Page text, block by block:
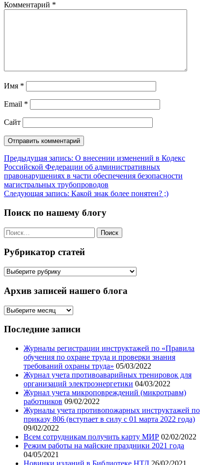
Комментарий *
Имя *
Email *
Сайт
Навигация
по
записям
Предыдущая запись: О внесении изменений в Кодекс
Российской Федерации об административных
правонарушениях в части обеспечения безопасности
магистральных трубопроводов
Следующая запись: Какой знак более понятен? ;)
Поиск по нашему блогу
Найти:
Рубрикатор статей
Рубрикатор
Архив записей нашего блога
Архив
нашего
Последние записи
Журналы регистрации инструктажей по «Правила
обучения по охране труда и проверки знания
требований охраны труда» 05/03/2022
Журнал учета противоаварийных тренировок для
организаций электроэнергетики 04/03/2022
Журнал учета микроповреждений (микротравм)
работников 09/02/2022
Журналы учета противопожарных инструктажей по
приказу 806 (вступает в силу с 01 марта 2022 года)
09/02/2022
Всем сотрудникам получить карту МИР 02/02/2022
Режим работы на майские праздники 2021 года
04/05/2021
Новинки изданий в Библиотеке НТД 26/02/2021